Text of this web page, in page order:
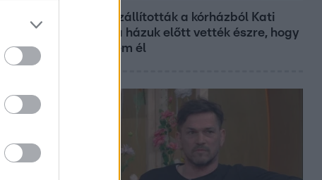
Hazaszállították a kórházból Kati
nénit, a házuk előtt vették észre, hogy
már nem él